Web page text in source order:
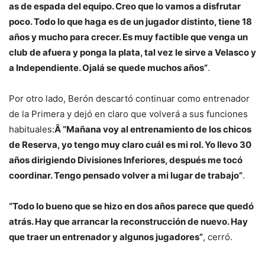
as de espada del equipo. Creo que lo vamos a disfrutar
poco. Todo lo que haga es de un jugador distinto, tiene 18
años y mucho para crecer. Es muy factible que venga un
club de afuera y ponga la plata, tal vez le sirve a Velasco y
a Independiente. Ojalá se quede muchos años”.
Por otro lado, Berón descartó continuar como entrenador
de la Primera y dejó en claro que volverá a sus funciones
habituales:Â “Mañana voy al entrenamiento de los chicos
de Reserva, yo tengo muy claro cuál es mi rol. Yo llevo 30
años dirigiendo Divisiones Inferiores, después me tocó
coordinar. Tengo pensado volver a mi lugar de trabajo”.
“Todo lo bueno que se hizo en dos años parece que quedó
atrás. Hay que arrancar la reconstrucción de nuevo. Hay
que traer un entrenador y algunos jugadores”, cerró.